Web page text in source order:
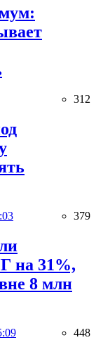
312
379
на 31%,
8 млн
448